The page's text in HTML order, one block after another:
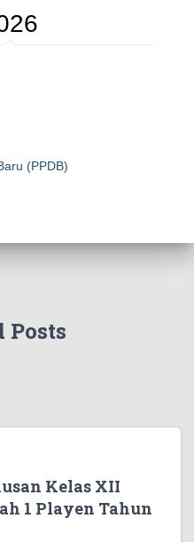
(PPDB)
Posts
Kelas XII
1 Playen Tahun